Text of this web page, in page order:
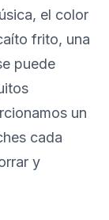
el color
frito, una
puede
un
cada
y